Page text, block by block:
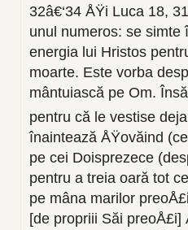
32â€‘34 ÅŸi Luca 18,
unul numeros: se simte
energia lui Hristos
moarte. Este vorba
mântuiască pe Om.
pentru că le vestise
înaintează ÅŸovăind
pe cei Doisprezece
pentru a treia oară tot
pe mâna marilor
[de propriii Săi